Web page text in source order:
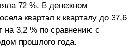
72 %. В денежном
квартал к кварталу до 37,6
на 3,2 % по сравнению с
прошлого года.